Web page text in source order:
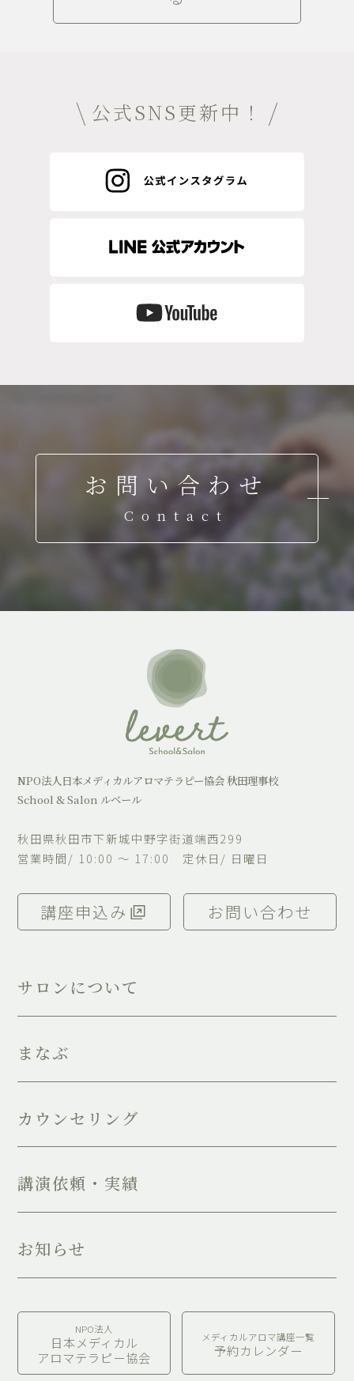
公式SNS更新中！
お問い合わせ
Contact
NPO法人日本メディカルアロマテラピー協会 秋田理事校
School & Salon ルベール
秋田県秋田市下新城中野字街道端西299
営業時間/ 10:00 ～ 17:00 定休日/ 日曜日
講座申込み お問い合わせ
サロンについて
まなぶ
カウンセリング
講演依頼・実績
お知らせ
NPO法人
日本メディカル
アロマテラピー協会
メディカルアロマ講座一覧
予約カレンダー